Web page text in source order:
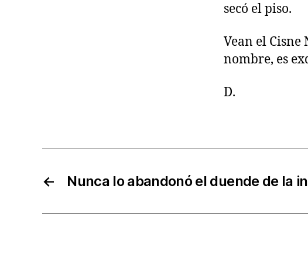
secó el piso.
Vean el
nombre, es
D.
← Nunca lo abandonó el duende de la